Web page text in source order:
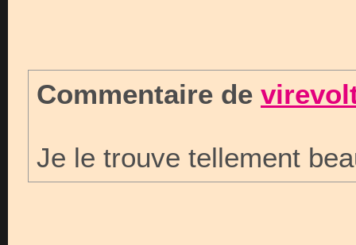
Commentaire de
Je le trouve tellement